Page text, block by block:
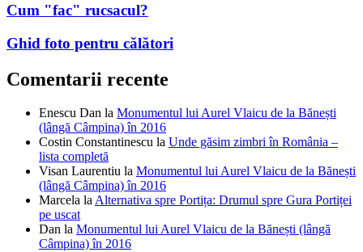
Cum "fac" rucsacul?
Ghid foto pentru călători
Comentarii recente
Enescu Dan la Monumentul lui Aurel Vlaicu de la Bănești
(lângă Câmpina) în 2016
Costin Constantinescu la Unde găsim zimbri în România –
lista completă
Visan Laurentiu la Monumentul lui Aurel Vlaicu de la Bănești
(lângă Câmpina) în 2016
Marcela laAlternativa spre Portița: Drumul spre Gura Portiței
pe uscat
Dan la Monumentul lui Aurel Vlaicu de la Bănești (lângă
Câmpina) în 2016